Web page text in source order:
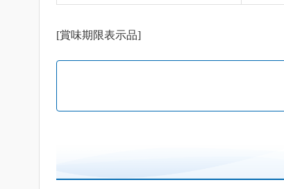
[賞味期限表示品]